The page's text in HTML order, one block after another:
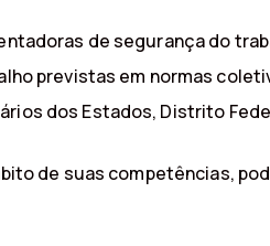
de segurança do
previstas em normas
dos Estados, Distrito
de suas competências,